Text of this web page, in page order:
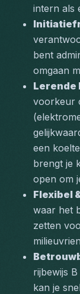
intern als
bent
omgaan
Lerende
voorkeur
een
brengt je
open om
Flexibel
waar het
zetten
rijbewijs
kan je